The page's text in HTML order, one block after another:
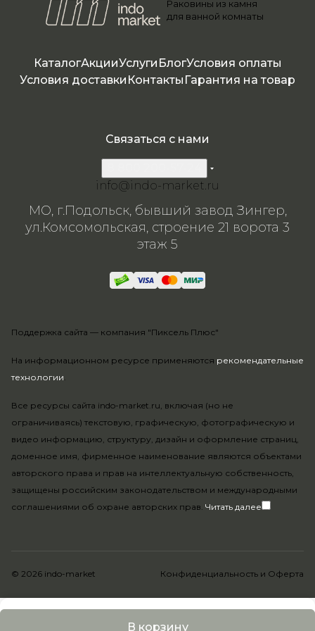
я
я
я
В корзину
Раковины из камня
для ванной комнаты
КаталогАкцииУслуги БлогУсловия оплаты
Условия доставки Контакты Гарантия на товар
На информационном ресурсе применяются рекомендательные
технологии.
Все ресурсы сайта indo-market.ru, включая (но не
ограничиваясь) текстовую, графическую, фотографическую и
видео информацию, структуру, дизайн и оформление страниц,
доменное имя, фирменное наименование являются объектами
авторского права и прав на интеллектуальную собственность,
защищены российским законодательством и международными
соглашениями об охране авторских прав. Читать далее
Связаться с нами
info@indo-market.ru
МО, г.Подольск, бывший завод Зингер,
ул.Комсомольская, строение 21 ворота 3
этаж 5
Поддержка сайта — компания "Пиксель Плюс"
© 2026 indo-market Конфиденциальность и Оферта